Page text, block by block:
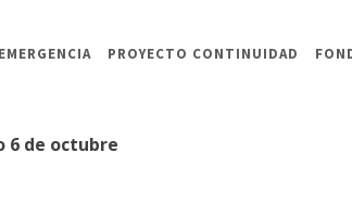
PROYECTO CONTINUIDAD
de octubre